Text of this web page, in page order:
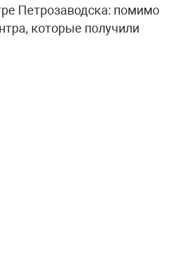
Петрозаводска: помимо
которые получили